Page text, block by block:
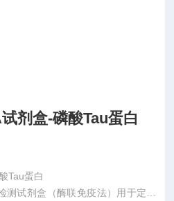
剂盒-磷酸Tau蛋白
Tau蛋白
测试剂盒（酶联免疫法）用于定量